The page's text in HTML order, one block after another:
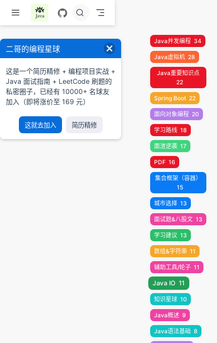
跳至主要內容
Java并发编程 34
Java虚拟机 28
Java重要知识点
22
Spring Boot 22
面向对象编程 20
学习路线 18
面渣逆袭 17
PDF 16
集合框架（容器）
15
城市选择 13
面试题&八股文 13
学习建议 13
数组&字符串 11
辅助工具/轮子 11
Java IO 11
知识星球 10
Java概述 9
Java语法基础 8
二哥的编程星球
这是一个简历精修 + 编程项目实战 +
Java 面试指南 + LeetCode 刷题的
私密圈子，已经有 10000+ 名球友
加入（即将涨价至 169 元）
这就去加入 简历精修